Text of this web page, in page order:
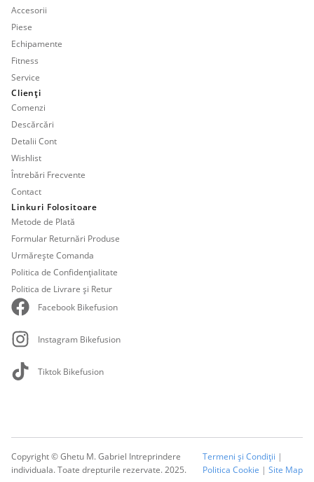
Accesorii
Piese
Echipamente
Fitness
Service
Clienți
Comenzi
Descărcări
Detalii Cont
Wishlist
Întrebări Frecvente
Contact
Linkuri Folositoare
Metode de Plată
Formular Returnări Produse
Urmărește Comanda
Politica de Confidențialitate
Politica de Livrare și Retur
Facebook Bikefusion
Instagram Bikefusion
Tiktok Bikefusion
Copyright © Ghetu M. Gabriel Intreprindere
individuala. Toate drepturile rezervate. 2025.
Termeni și Condiții |
Politica Cookie | Site Map